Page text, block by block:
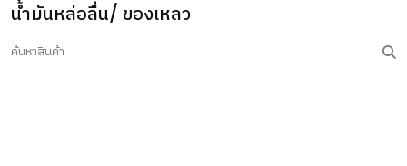
น้ำมันหล่อลื่น/ ของเหลว